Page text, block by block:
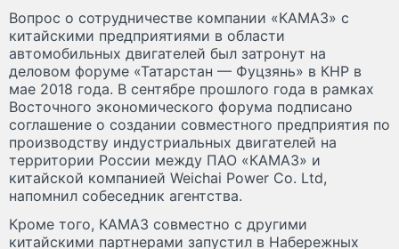
Вопрос о сотрудничестве компании «КАМАЗ» с
китайскими предприятиями в области
автомобильных двигателей был затронут на
деловом форуме «Татарстан — Фуцзянь» в КНР в
мае 2018 года. В сентябре прошлого года в рамках
Восточного экономического форума подписано
соглашение о создании совместного предприятия по
производству индустриальных двигателей на
территории России между ПАО «КАМАЗ» и
китайской компанией Weichai Power Co. Ltd,
напомнил собеседник агентства.
Кроме того, КАМАЗ совместно с другими
китайскими партнерами запустил в Набережных